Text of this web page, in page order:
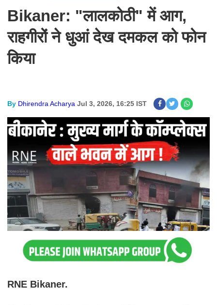
Bikaner: "लालकोठी" में आग,
राहगीरों ने धुआं देख दमकल को फोन
किया
By Dhirendra Acharya Jul 3, 2026, 16:25 IST
RNE Bikaner.